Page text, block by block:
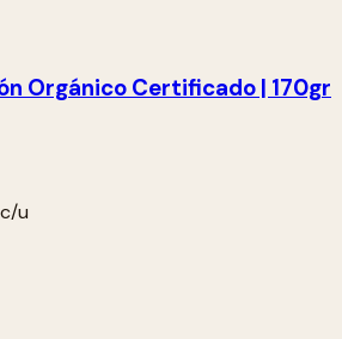
Orgánico Certificado | 170gr
c/u